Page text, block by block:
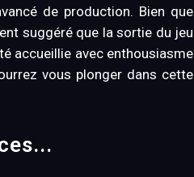
de production. Bien que
suggéré que la sortie du jeu
accueillie avec enthousiasme
vous plonger dans cette